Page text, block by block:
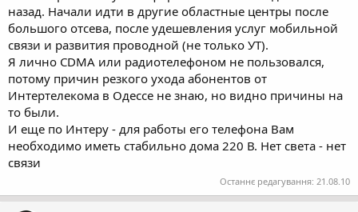
назад. Начали идти в другие областные центры после
большого отсева, после удешевления услуг мобильной
связи и развития проводной (не только УТ).
Я лично CDMA или радиотелефоном не пользовался,
потому причин резкого ухода абонентов от
Интертелекома в Одессе не знаю, но видно причины на
то были.
И еще по Интеру - для работы его телефона Вам
необходимо иметь стабильно дома 220 В. Нет света - нет
связи
Останнє редагування: 21.08.10